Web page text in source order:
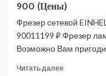
900 (Цены)
Фрезер сетевой
90011199 ₽ Фрезер
Возможно Вам
Читать далееПрочитать